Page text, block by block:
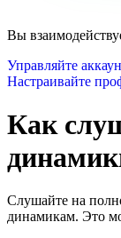
Вы
Управляйте
Настраивайте
Как
Слушайте на
динамикам. Это